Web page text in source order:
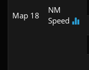
Map 18
NM
Speed